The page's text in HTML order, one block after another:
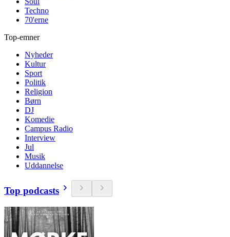
Techno
70'erne
Top-emner
Nyheder
Kultur
Sport
Politik
Religion
Børn
DJ
Komedie
Campus Radio
Interview
Jul
Musik
Uddannelse
Top podcasts